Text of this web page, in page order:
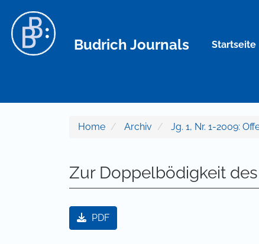
Hauptinhalt
Sidebar
Budrich Journals Startseite
Home Archiv Jg. 1, Nr. 1-2009:
Zur Doppelbödigkeit
Artikel-Sidebar
PDF